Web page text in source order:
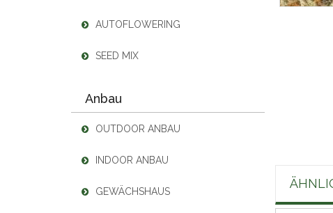
AUTOFLOWERING
SEED MIX
Anbau
OUTDOOR ANBAU
INDOOR ANBAU
GEWÄCHSHAUS